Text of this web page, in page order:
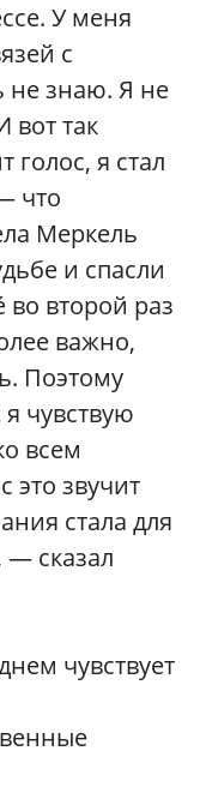
У меня
с
не знаю. Я не
вот так
я стал
что
Меркель
и спасли
второй раз
важно,
Поэтому
я чувствую
всем
это звучит
стала для
— сказал
чувствует